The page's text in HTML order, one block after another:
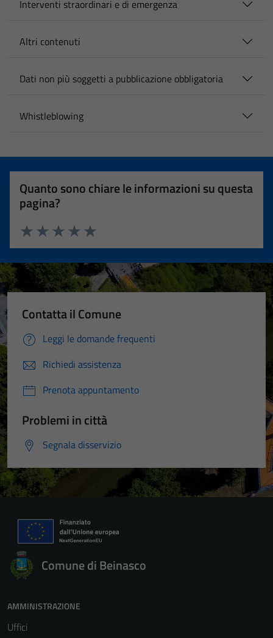
Interventi straordinari e di emergenza
Altri contenuti
Dati non più soggetti a pubblicazione obbligatoria
Whistleblowing
Quanto sono chiare le informazioni su questa
pagina?
Valuta 5 stelle su 5
Valuta 4 stelle su 5
Valuta 3 stelle su 5
Valuta 2 stelle su 5
Valuta 1 stelle su 5
Contatta il Comune
Leggi le domande frequenti
Richiedi assistenza
Prenota appuntamento
Problemi in città
Segnala disservizio
Comune di Beinasco
AMMINISTRAZIONE
Uffici